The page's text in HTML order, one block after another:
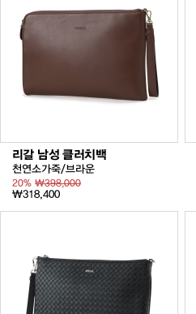
리갈 남성 클러치백
천연소가죽/브라운
20% ₩398,000
₩318,400